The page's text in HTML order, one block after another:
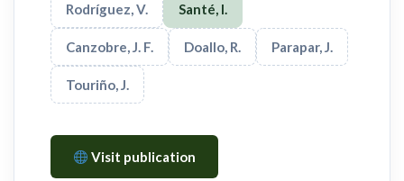
Rodríguez, V. Santé, I.
Canzobre, J. F. Doallo, R. Parapar, J.
Touriño, J.
Visit publication